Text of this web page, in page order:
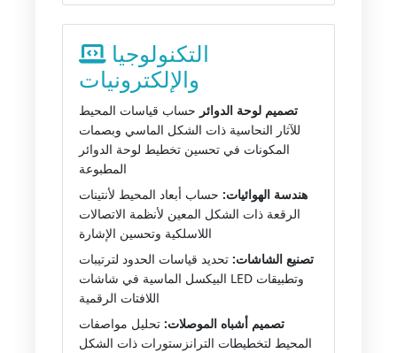
التكنولوجيا
والإلكترونيات
تصميم لوحة الدوائر حساب قياسات المحيط
للآثار النحاسية ذات الشكل الماسي وبصمات
المكونات في تحسين تخطيط لوحة الدوائر
المطبوعة
هندسة الهوائيات: حساب أبعاد المحيط لأنتينات
الرقعة ذات الشكل المعين لأنظمة الاتصالات
اللاسلكية وتحسين الإشارة
تصنيع الشاشات: تحديد قياسات الحدود لترتيبات
البيكسل الماسية في شاشات LED وتطبيقات
اللافتات الرقمية
تصميم أشباه الموصلات: تحليل مواصفات
المحيط لتخطيطات الترانزستورات ذات الشكل